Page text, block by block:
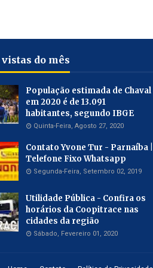
do mês
População estimada de Chaval
em 2020 é de 13.091
habitantes, segundo IBGE
Quinta-Feira, Agosto 27, 2020
Contato Yvone Tur - Parnaíba |
Telefone Fixo Whatsapp
Segunda-Feira, Setembro 02, 2019
Utilidade Pública - Confira os
horários da Coopitrace nas
cidades da região
Sábado, Fevereiro 01, 2020